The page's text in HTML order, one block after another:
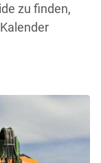
zu finden,